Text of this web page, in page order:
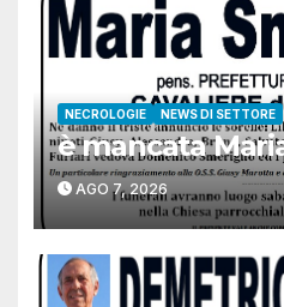
NECROLOGIE NEWS DI SETTORE
è mancata
AGO 7, 2026